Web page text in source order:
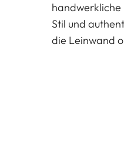
handwerkliche
Stil und
die Leinwand